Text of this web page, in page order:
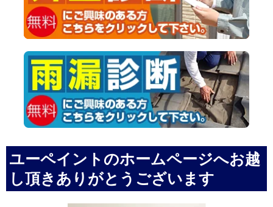
ユーペイントのホームページへお越
し頂きありがとうございます